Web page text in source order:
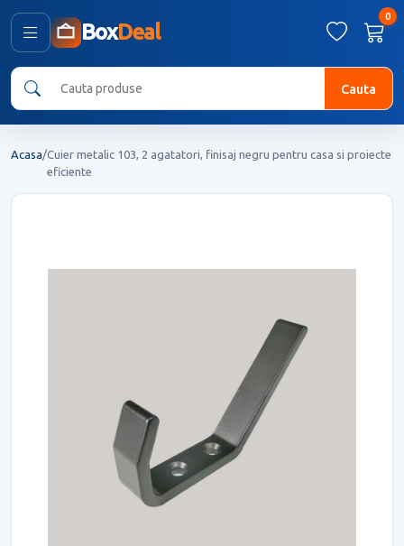
BoxDeal
0
Cauta
Acasa/Cuier metalic 103, 2 agatatori, finisaj negru pentru casa si proiecte
eficiente